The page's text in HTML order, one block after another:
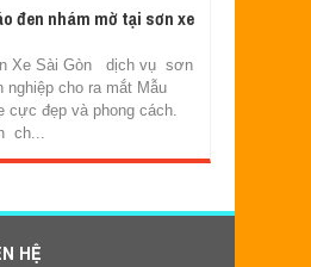
đen nhám mờ tại sơn xe
Xe Sài Gòn dịch vụ sơn
cho ra mắt Mẫu
cực đẹp và phong cách.
ch...
HỆ